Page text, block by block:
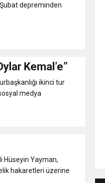
Şubat depreminden
Kemal’e”
ikinci tur
medya
Hüseyin Yayman,
hakaretleri üzerine